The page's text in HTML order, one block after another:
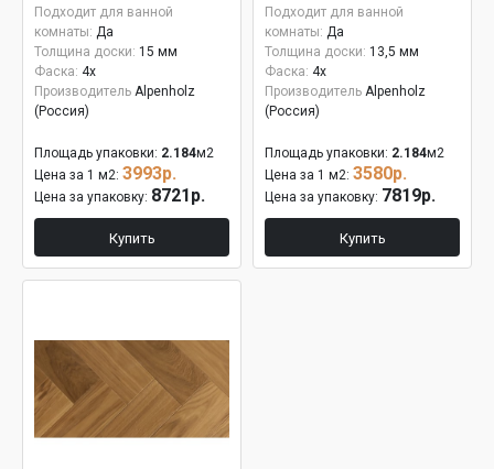
15мм
Подходит для ванной
комнаты: Да
Толщина доски: 15 мм
Фаска: 4x
Производитель Alpenholz
(Россия)
Площадь упаковки: 2.184м2
Цена за 1 м2: 3993р.
Цена за упаковку: 8721р.
Купить
Подходит для ванной
комнаты: Да
Толщина доски: 13,5 мм
Фаска: 4x
Производитель Alpenholz
(Россия)
Площадь упаковки: 2.184м2
Цена за 1 м2: 3580р.
Цена за упаковку: 7819р.
Купить